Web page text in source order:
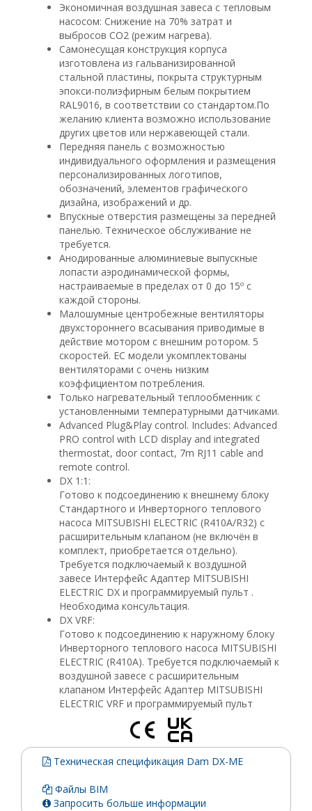
Экономичная воздушная завеса с тепловым
насосом: Снижение на 70% затрат и
выбросов CO2 (режим нагрева).
Самонесущая конструкция корпуса
изготовлена из гальванизированной
стальной пластины, покрыта структурным
эпокси-полиэфирным белым покрытием
RAL9016, в соответствии со стандартом.По
желанию клиента возможно использование
других цветов или нержавеющей стали.
Передняя панель с возможностью
индивидуального оформления и размещения
персонализированных логотипов,
обозначений, элементов графического
дизайна, изображений и др.
Впускные отверстия размещены за передней
панелью. Техническое обслуживание не
требуется.
Анодированные алюминиевые выпускные
лопасти аэродинамической формы,
настраиваемые в пределах от 0 до 15º с
каждой стороны.
Малошумные центробежные вентиляторы
двухстороннего всасывания приводимые в
действие мотором с внешним ротором. 5
скоростей. EC модели укомплектованы
вентиляторами с очень низким
коэффициентом потребления.
Только нагревательный теплообменник с
установленными температурными датчиками.
Advanced Plug&Play control. Includes: Advanced
PRO control with LCD display and integrated
thermostat, door contact, 7m RJ11 cable and
remote control.
DX 1:1:
Готово к подсоединению к внешнему блоку
Стандартного и Инверторного теплового
насоса MITSUBISHI ELECTRIC (R410A/R32) с
расширительным клапаном (не включён в
комплект, приобретается отдельно).
Требуется подключаемый к воздушной
завесе Интерфейс Адаптер MITSUBISHI
ELECTRIC DX и программируемый пульт .
Необходима консультация.
DX VRF:
Готово к подсоединению к наружному блоку
Инверторного теплового насоса MITSUBISHI
ELECTRIC (R410A). Требуется подключаемый к
воздушной завесе с расширительным
клапаном Интерфейс Адаптер MITSUBISHI
ELECTRIC VRF и программируемый пульт
Техническая спецификация Dam DX-ME
Файлы BIM
Запросить больше информации